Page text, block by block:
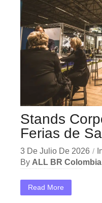
Stands
Ferias de
3 De Julio De 2026
By ALL BR Colombia
Read More